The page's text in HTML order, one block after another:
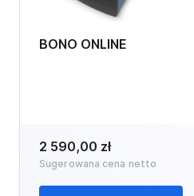
BONO ONLINE
2 590,00 zł
Sugerowana cena netto